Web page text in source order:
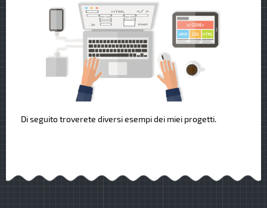
Di seguito troverete diversi esempi dei miei progetti.